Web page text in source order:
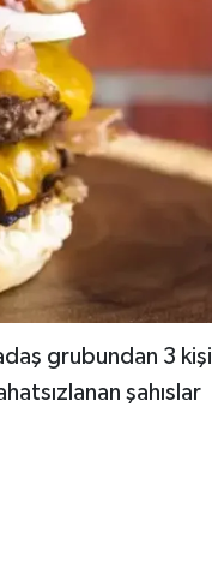
grubundan 3 kişi
şahıslar